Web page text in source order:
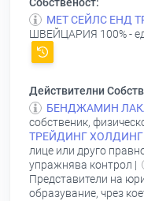
Собственост:
МЕТ СЕЙЛС ЕНД
ШВЕЙЦАРИЯ 100% -
Действителни
БЕНДЖАМИН
собственик,
ТРЕЙДИНГ ХОЛДИНГ
лице или друго
упражнява контрол |
Представители на
образувание, чрез